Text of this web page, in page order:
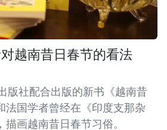
越南昔日春节的看法
版社配合出版的新书《越南昔
法国学者曾经在《印度支那杂
画越南昔日春节习俗。